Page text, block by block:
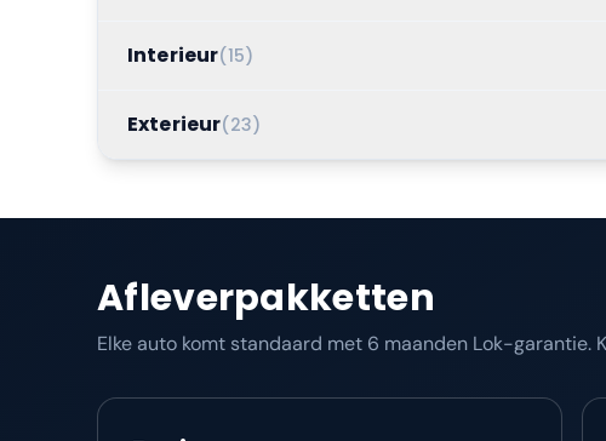
Interieur(15)
Exterieur(23)
Afleverpakketten
Elke auto komt standaard met 6 maanden Lok-garantie.